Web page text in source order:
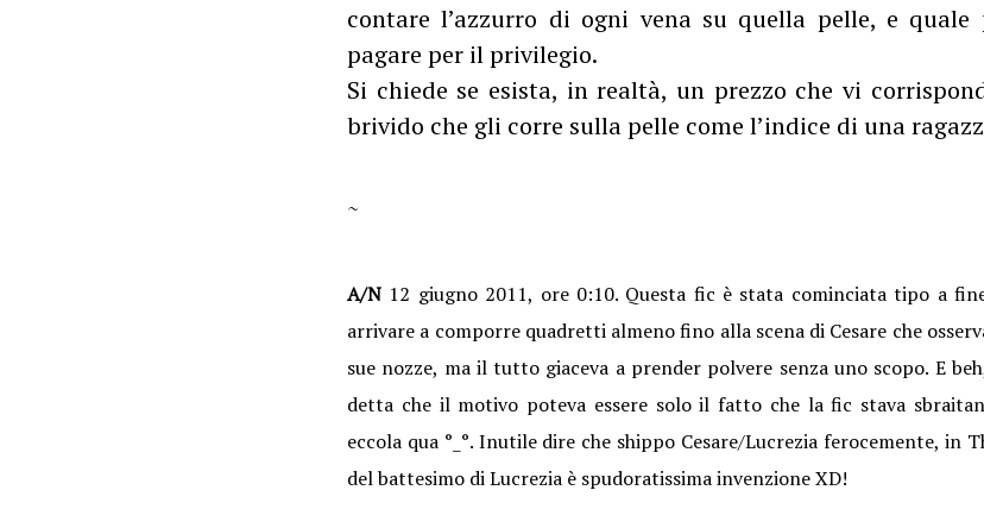
contare l’azzurro di ogni vena su quella pelle, e quale
pagare per il privilegio.
Si chiede se esista, in realtà, un prezzo che vi
brivido che gli corre sulla pelle come l’indice di una
~
A/N 12 giugno 2011, ore 0:10. Questa fic è stata cominciata tipo a
arrivare a comporre quadretti almeno fino alla scena di Cesare che
sue nozze, ma il tutto giaceva a prender polvere senza uno scopo. E
detta che il motivo poteva essere solo il fatto che la fic stava
eccola qua °_°. Inutile dire che shippo Cesare/Lucrezia ferocemente, in
del battesimo di Lucrezia è spudoratissima invenzione XD!